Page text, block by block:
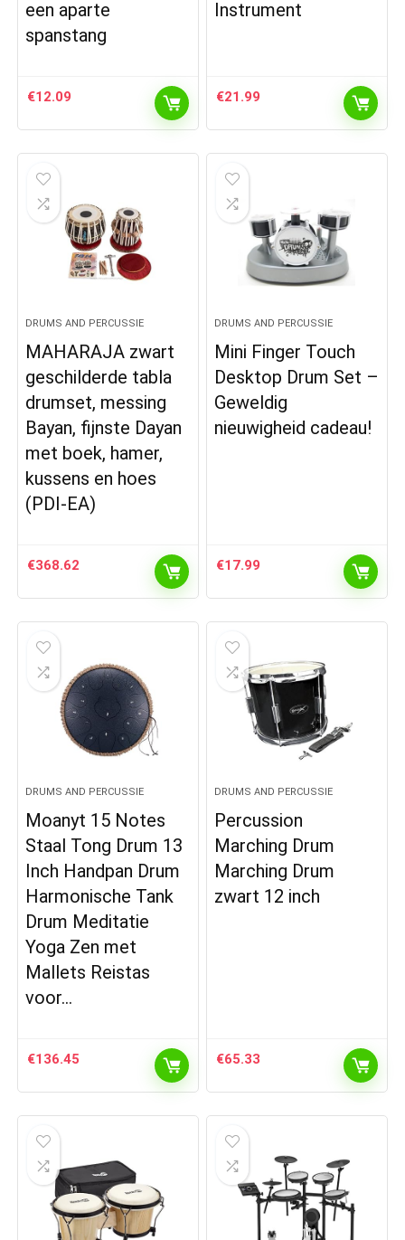
een aparte
spanstang
€12.09
Instrument
€21.99
DRUMS AND PERCUSSIE
MAHARAJA zwart
geschilderde tabla
drumset, messing
Bayan, fijnste Dayan
met boek, hamer,
kussens en hoes
(PDI-EA)
€368.62
DRUMS AND PERCUSSIE
Mini Finger Touch
Desktop Drum Set –
Geweldig
nieuwigheid cadeau!
€17.99
DRUMS AND PERCUSSIE
Moanyt 15 Notes
Staal Tong Drum 13
Inch Handpan Drum
Harmonische Tank
Drum Meditatie
Yoga Zen met
Mallets Reistas
voor…
€136.45
DRUMS AND PERCUSSIE
Percussion
Marching Drum
Marching Drum
zwart 12 inch
€65.33